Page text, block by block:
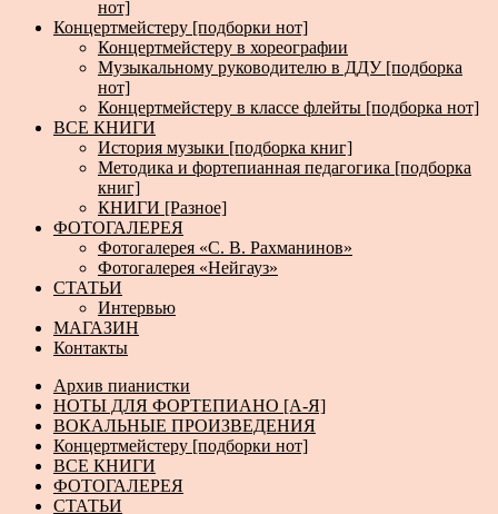
нот]
Концертмейстеру [подборки нот]
Концертмейстеру в хореографии
Музыкальному руководителю в ДДУ [подборка
нот]
Концертмейстеру в классе флейты [подборка нот]
ВСЕ КНИГИ
История музыки [подборка книг]
Методика и фортепианная педагогика [подборка
книг]
КНИГИ [Разное]
ФОТОГАЛЕРЕЯ
Фотогалерея «С. В. Рахманинов»
Фотогалерея «Нейгауз»
СТАТЬИ
Интервью
МАГАЗИН
Контакты
Архив пианистки
НОТЫ ДЛЯ ФОРТЕПИАНО [А-Я]
ВОКАЛЬНЫЕ ПРОИЗВЕДЕНИЯ
Концертмейстеру [подборки нот]
ВСЕ КНИГИ
ФОТОГАЛЕРЕЯ
СТАТЬИ